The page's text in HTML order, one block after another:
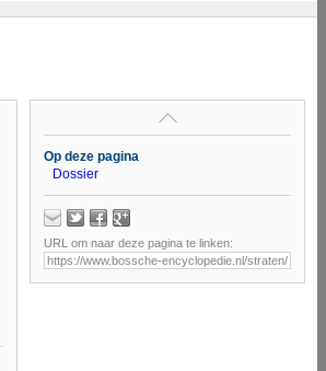
Op deze pagina
Dossier
URL om naar deze pagina te linken: